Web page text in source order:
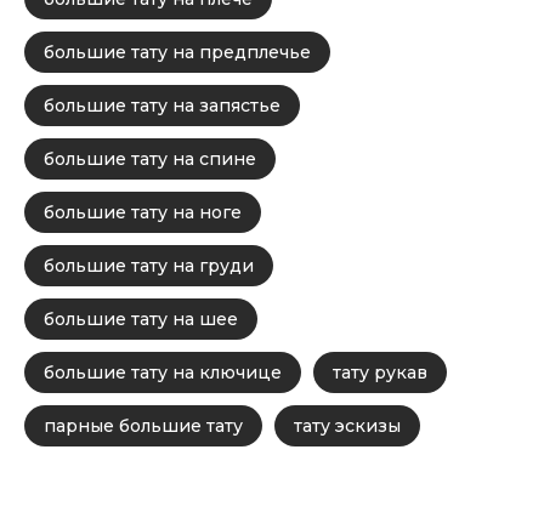
большие тату на предплечье
большие тату на запястье
большие тату на спине
большие тату на ноге
большие тату на груди
большие тату на шее
большие тату на ключице тату рукав
парные большие тату тату эскизы